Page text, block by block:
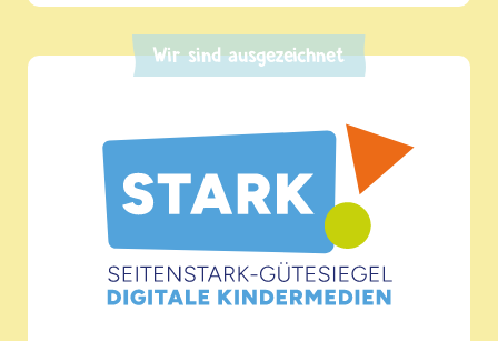
Wir sind ausgezeichnet